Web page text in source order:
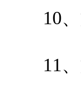
10、
11、